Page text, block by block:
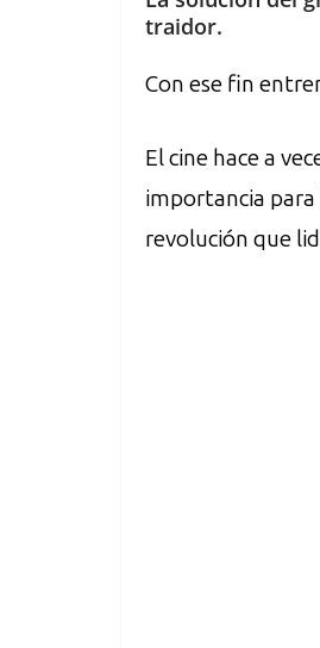
traidor.
Con ese fin
El cine hace a
importancia para
revolución que